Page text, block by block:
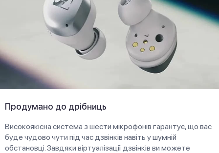
Продумано до дрібниць
Високоякісна система з шести мікрофонів гарантує, що вас
буде чудово чути під час дзвінків навіть у шумній
обстановці. Завдяки віртуалізації дзвінків ви можете